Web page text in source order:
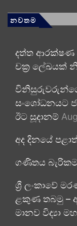
නවතම
දත්ත ආරක්ෂණ
චක්‍ර ලේඛයක්
විනිසුරුවරුන්ගේ
සංශෝධනයට
ඊට සූදානම්
අද දිනයේ
ගණිතය
ශ්‍රී ලංකාවේ
ළකුණ තබමු –
මානව විද්‍යා